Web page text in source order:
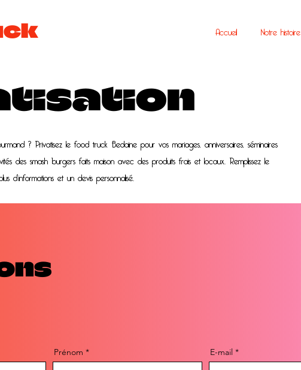
Accueil Notre histoire
? Privatisez le food truck Bedaine pour vos mariages, anniversaires, séminaires
des smash burgers faits maison avec des produits frais et locaux. Remplissez le
d’informations et un devis personnalisé.
Prénom E-mail